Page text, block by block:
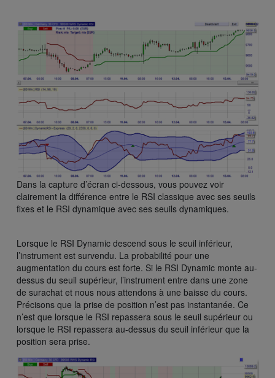
Dans la capture d’écran ci-dessous, vous pouvez voir
clairement la différence entre le RSI classique avec ses seuils
fixes et le RSI dynamique avec ses seuils dynamiques.
Lorsque le RSI Dynamic descend sous le seuil inférieur,
l’instrument est survendu. La probabilité pour une
augmentation du cours est forte. Si le RSI Dynamic monte au-
dessus du seuil supérieur, l’instrument entre dans une zone
de surachat et nous nous attendons à une baisse du cours.
Précisons que la prise de position n’est pas instantanée. Ce
n’est que lorsque le RSI repassera sous le seuil supérieur ou
lorsque le RSI repassera au-dessus du seuil inférieur que la
position sera prise.